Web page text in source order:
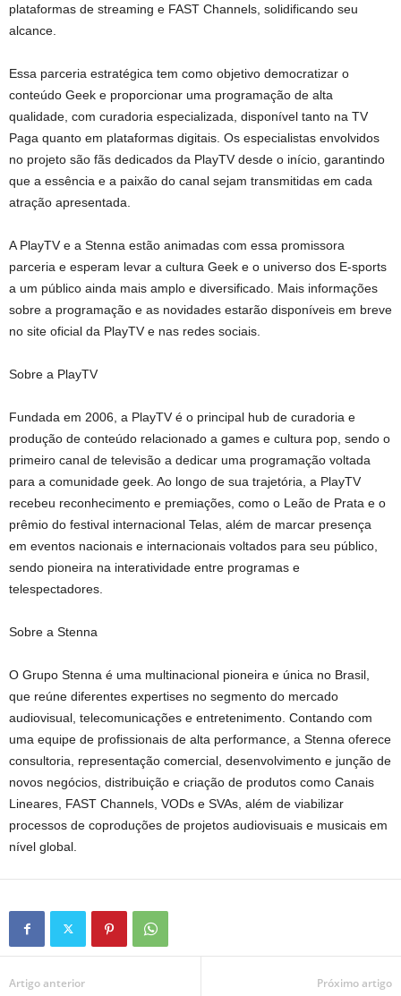
plataformas de streaming e FAST Channels, solidificando seu
alcance.
Essa parceria estratégica tem como objetivo democratizar o
conteúdo Geek e proporcionar uma programação de alta
qualidade, com curadoria especializada, disponível tanto na TV
Paga quanto em plataformas digitais. Os especialistas envolvidos
no projeto são fãs dedicados da PlayTV desde o início, garantindo
que a essência e a paixão do canal sejam transmitidas em cada
atração apresentada.
A PlayTV e a Stenna estão animadas com essa promissora
parceria e esperam levar a cultura Geek e o universo dos E-sports
a um público ainda mais amplo e diversificado. Mais informações
sobre a programação e as novidades estarão disponíveis em breve
no site oficial da PlayTV e nas redes sociais.
Sobre a PlayTV
Fundada em 2006, a PlayTV é o principal hub de curadoria e
produção de conteúdo relacionado a games e cultura pop, sendo o
primeiro canal de televisão a dedicar uma programação voltada
para a comunidade geek. Ao longo de sua trajetória, a PlayTV
recebeu reconhecimento e premiações, como o Leão de Prata e o
prêmio do festival internacional Telas, além de marcar presença
em eventos nacionais e internacionais voltados para seu público,
sendo pioneira na interatividade entre programas e
telespectadores.
Sobre a Stenna
O Grupo Stenna é uma multinacional pioneira e única no Brasil,
que reúne diferentes expertises no segmento do mercado
audiovisual, telecomunicações e entretenimento. Contando com
uma equipe de profissionais de alta performance, a Stenna oferece
consultoria, representação comercial, desenvolvimento e junção de
novos negócios, distribuição e criação de produtos como Canais
Lineares, FAST Channels, VODs e SVAs, além de viabilizar
processos de coproduções de projetos audiovisuais e musicais em
nível global.
Artigo anterior Próximo artigo